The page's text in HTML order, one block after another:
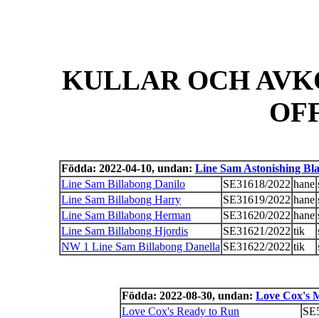
KULLAR OCH
Födda: 2022-04-10, undan: Line Sam Astonishing
Line Sam Billabong Danilo
SE31618/2022 hane
Line Sam Billabong Harry
SE31619/2022 hane
Line Sam Billabong Herman
SE31620/2022 hane
Line Sam Billabong Hjordis
SE31621/2022 tik
NW 1 Line Sam Billabong Danella SE31622/2022 tik
Födda: 2022-08-30, undan: Love Cox's
Love Cox's Ready to Run